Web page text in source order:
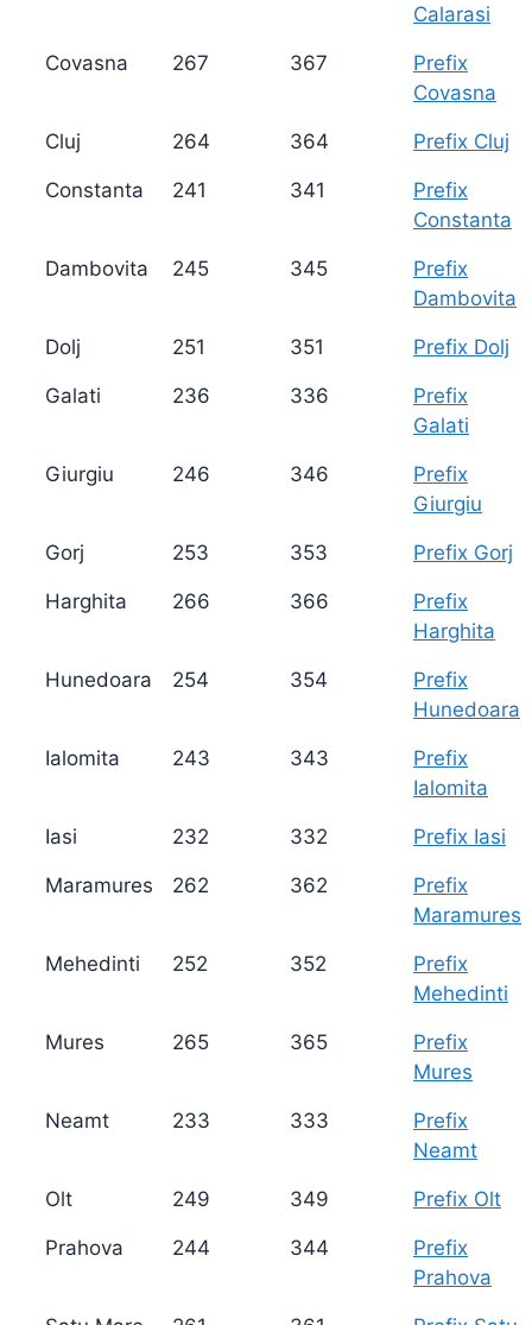
Calarasi
Covasna 267 367
Prefix
Covasna
Cluj 264 364 Prefix Cluj
Constanta 241 341
Prefix
Constanta
Dambovita 245 345
Prefix
Dambovita
Dolj 251 351 Prefix Dolj
Galati 236 336
Prefix
Galati
Giurgiu 246 346
Prefix
Giurgiu
Gorj 253 353 Prefix Gorj
Harghita 266 366
Prefix
Harghita
Hunedoara 254 354
Prefix
Hunedoara
Ialomita 243 343
Prefix
Ialomita
Iasi 232 332 Prefix Iasi
Maramures 262 362
Prefix
Maramures
Mehedinti 252 352
Prefix
Mehedinti
Mures 265 365
Prefix
Mures
Neamt 233 333
Prefix
Neamt
Olt 249 349 Prefix Olt
Prahova 244 344
Prefix
Prahova